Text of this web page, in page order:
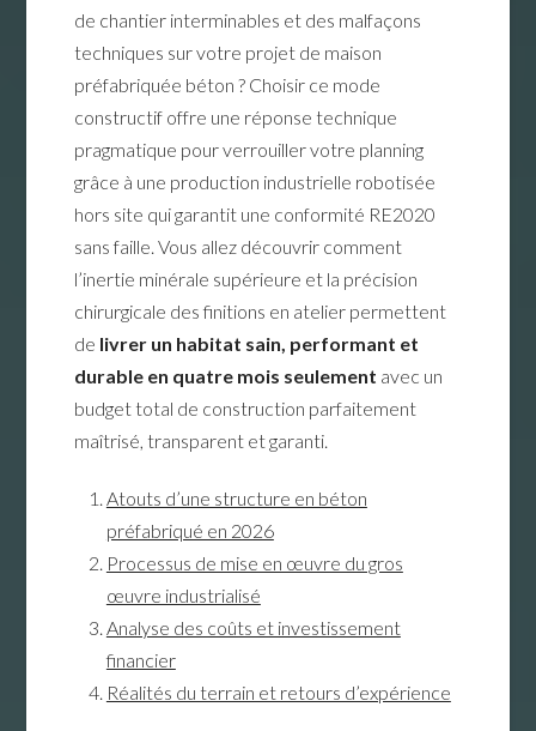
de chantier interminables et des malfaçons
techniques sur votre projet de maison
préfabriquée béton ? Choisir ce mode
constructif offre une réponse technique
pragmatique pour verrouiller votre planning
grâce à une production industrielle robotisée
hors site qui garantit une conformité RE2020
sans faille. Vous allez découvrir comment
l’inertie minérale supérieure et la précision
chirurgicale des finitions en atelier permettent
de livrer un habitat sain, performant et
durable en quatre mois seulement avec un
budget total de construction parfaitement
maîtrisé, transparent et garanti.
Atouts d’une structure en béton
préfabriqué en 2026
Processus de mise en œuvre du gros
œuvre industrialisé
Analyse des coûts et investissement
financier
Réalités du terrain et retours d’expérience